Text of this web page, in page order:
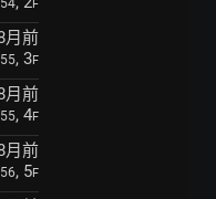
F
月前
, 3F
月前
, 4F
月前
, 5F